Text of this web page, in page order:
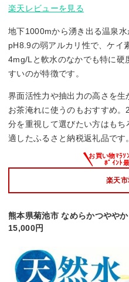
楽天レビューを見る
地下1000mから湧き出る温泉水
pH8.9の弱アルカリ性で、ケイ
4mg/Lと軟水のなかでも特に硬
すいのが特徴です。
界面活性力や抽出力の高さを
お茶淹れに使うのもおすすめ
分を重視して選びたい方はも
適したふるさと納税返礼品です。
楽天
熊本県菊池市 なめらかつやや
15,000円